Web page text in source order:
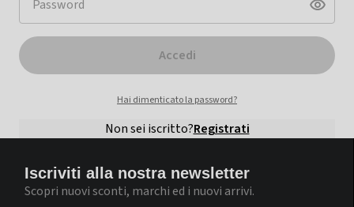
Accedi
Hai dimenticato la password?
Non sei iscritto?Registrati
Iscriviti alla nostra newsletter
Scopri nuovi sconti, marchi ed i nuovi arrivi.